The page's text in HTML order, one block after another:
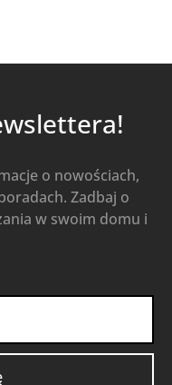
o nowościach,
Zadbaj o
w swoim domu i